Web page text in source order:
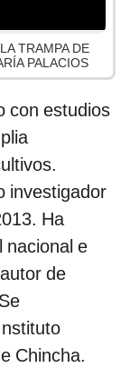
TRAMPA DE
PALACIOS
con estudios
investigador
Ha
nacional e
de
Chincha.